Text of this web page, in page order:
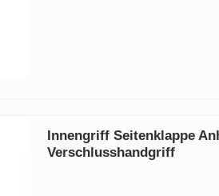
Innengriff Seitenklappe
Verschlusshandgriff